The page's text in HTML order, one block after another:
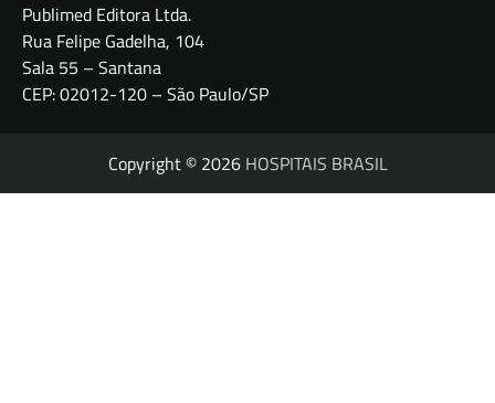
Publimed Editora Ltda.
Rua Felipe Gadelha, 104
Sala 55 – Santana
CEP: 02012-120 – São Paulo/SP
Copyright © 2026 HOSPITAIS BRASIL